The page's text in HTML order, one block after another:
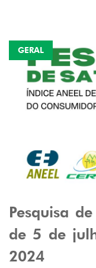
GERAL
Pesquisa
de 5 de
2024